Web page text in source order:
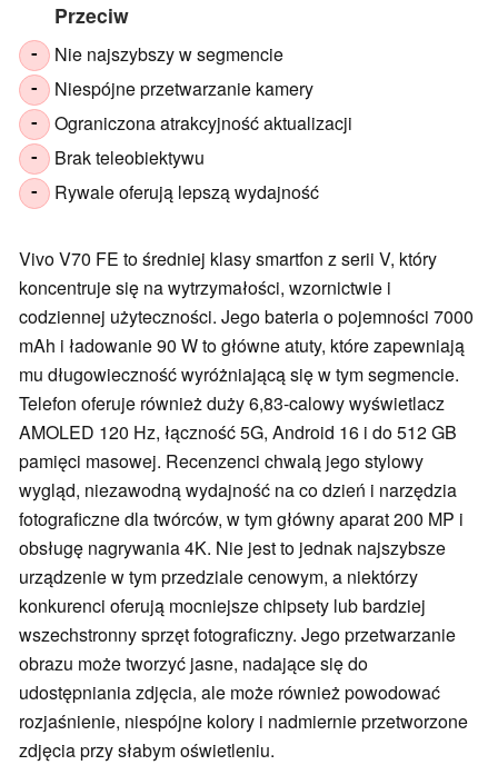
Przeciw
- Nie najszybszy w segmencie
- Niespójne przetwarzanie kamery
- Ograniczona atrakcyjność aktualizacji
- Brak teleobiektywu
- Rywale oferują lepszą wydajność
Vivo V70 FE to średniej klasy smartfon z serii V, który
koncentruje się na wytrzymałości, wzornictwie i
codziennej użyteczności. Jego bateria o pojemności 7000
mAh i ładowanie 90 W to główne atuty, które zapewniają
mu długowieczność wyróżniającą się w tym segmencie.
Telefon oferuje również duży 6,83-calowy wyświetlacz
AMOLED 120 Hz, łączność 5G, Android 16 i do 512 GB
pamięci masowej. Recenzenci chwalą jego stylowy
wygląd, niezawodną wydajność na co dzień i narzędzia
fotograficzne dla twórców, w tym główny aparat 200 MP i
obsługę nagrywania 4K. Nie jest to jednak najszybsze
urządzenie w tym przedziale cenowym, a niektórzy
konkurenci oferują mocniejsze chipsety lub bardziej
wszechstronny sprzęt fotograficzny. Jego przetwarzanie
obrazu może tworzyć jasne, nadające się do
udostępniania zdjęcia, ale może również powodować
rozjaśnienie, niespójne kolory i nadmiernie przetworzone
zdjęcia przy słabym oświetleniu.